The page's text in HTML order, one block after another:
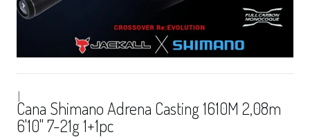
|
Cana Shimano Adrena Casting 1610M 2,08m
6'10" 7-21g 1+1pc